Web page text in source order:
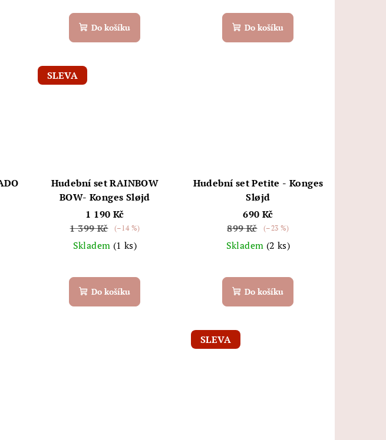
Do košíku Do košíku
SLEVA
Hudební set RAINBOW
BOW- Konges Sløjd
1 190 Kč
1 399 Kč
(–14 %)
Skladem (1 ks)
Do košíku
Hudební set Petite - Konges
Sløjd
690 Kč
899 Kč
(–23 %)
Skladem (2 ks)
Do košíku
SLEVA